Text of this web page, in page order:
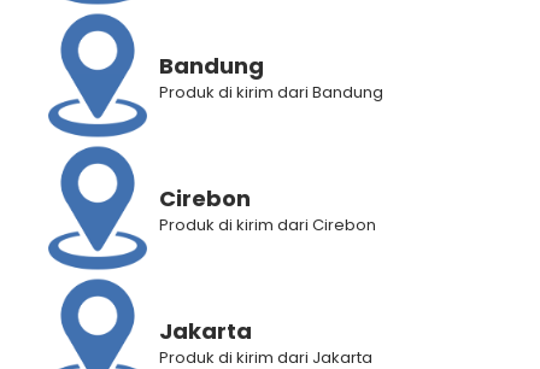
Bandung
Produk di kirim dari Bandung
Cirebon
Produk di kirim dari Cirebon
Jakarta
Produk di kirim dari Jakarta